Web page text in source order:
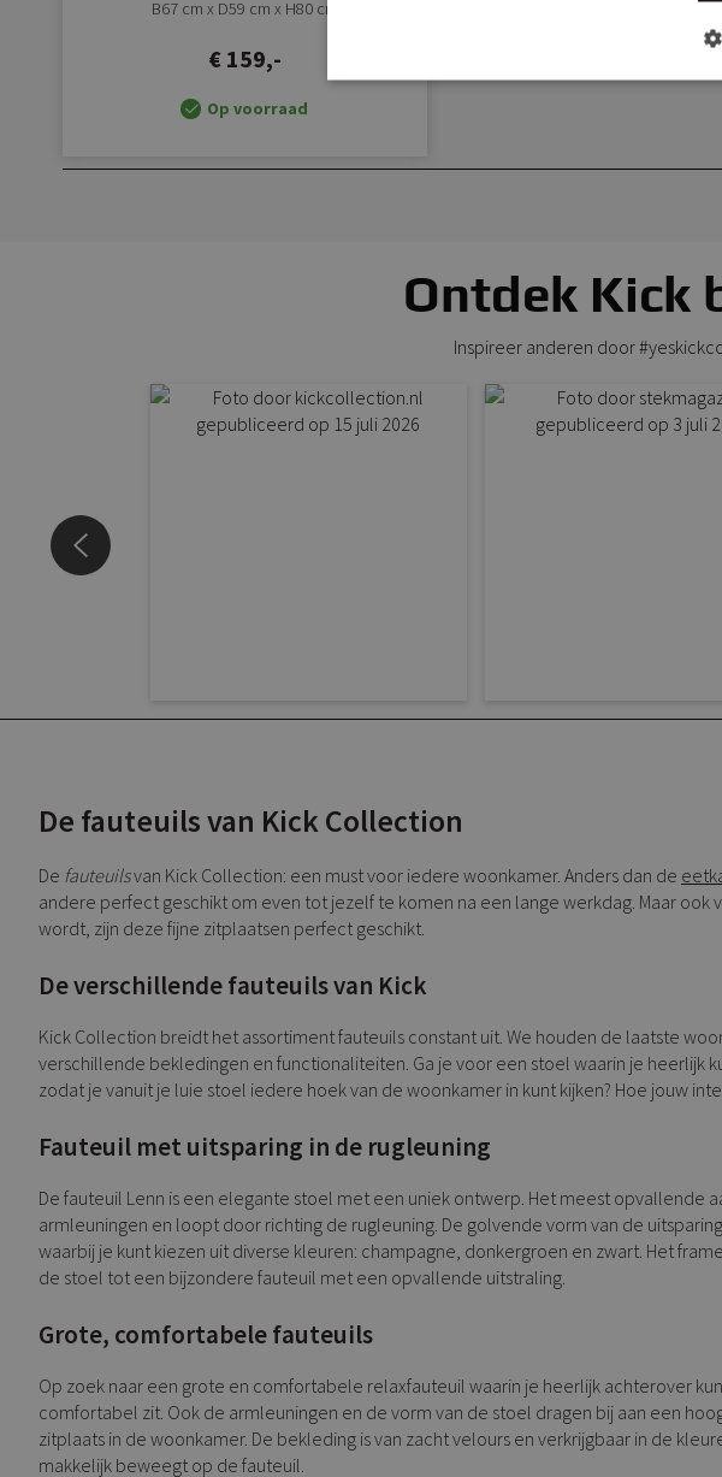
B67 cm x D59 cm x H80 cm
€ 159,-
Op voorraad
Ontdek Kick
Inspireer anderen door
De fauteuils van Kick Collection
De fauteuilsvan Kick Collection: een must voor iedere woonkamer. Anders dan de
andere perfect geschikt om even tot jezelf te komen na een lange werkdag. Maar
wordt, zijn deze fijne zitplaatsen perfect geschikt.
De verschillende fauteuils van Kick
Kick Collection breidt het assortiment fauteuils constant uit. We houden de laatste
verschillende bekledingen en functionaliteiten. Ga je voor een stoel waarin je heerlijk
zodat je vanuit je luie stoel iedere hoek van de woonkamer in kunt kijken? Hoe jouw
Fauteuil met uitsparing in de rugleuning
De fauteuil Lenn is een elegante stoel met een uniek ontwerp. Het meest opvallende
armleuningen en loopt door richting de rugleuning. De golvende vorm van de
waarbij je kunt kiezen uit diverse kleuren: champagne, donkergroen en zwart. Het
de stoel tot een bijzondere fauteuil met een opvallende uitstraling.
Grote, comfortabele fauteuils
Op zoek naar een grote en comfortabele relaxfauteuil waarin je heerlijk achterover
comfortabel zit. Ook de armleuningen en de vorm van de stoel dragen bij aan een
zitplaats in de woonkamer. De bekleding is van zacht velours en verkrijgbaar in de
makkelijk beweegt op de fauteuil.